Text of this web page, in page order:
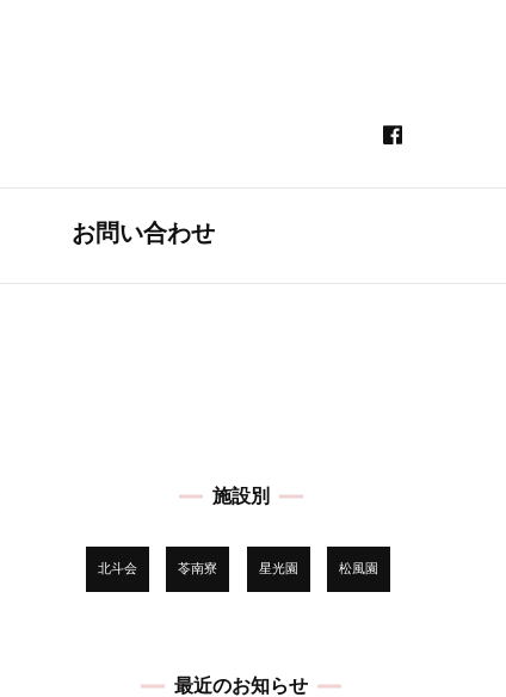
お問い合わせ
施設別
北斗会 苓南寮 星光園 松風園
最近のお知らせ